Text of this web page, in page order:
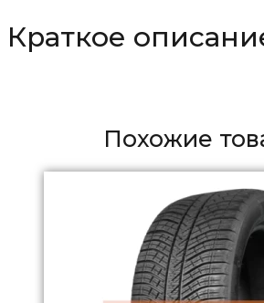
Краткое
Похожие